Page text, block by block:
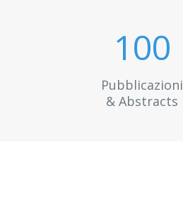
100
Pubblicazioni
& Abstracts